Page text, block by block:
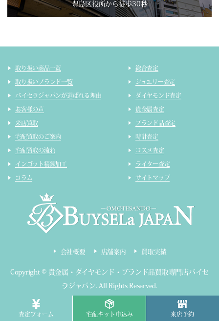
豊島区役所から徒歩30秒
査定フォーム 宅配キット申込み 来店予約
取り扱い商品一覧
取り扱いブランド一覧
バイセラジャパンが選ばれる理由
お客様の声
来店買取
宅配買取のご案内
宅配買取の流れ
インゴット精錬加工
コラム
総合査定
ジュエリー査定
ダイヤモンド査定
貴金属査定
ブランド品査定
時計査定
コスメ査定
ライター査定
サイトマップ
会社概要 店舗案内 買取実績
Copyright © 貴金属・ダイヤモンド・ブランド品買取専門店バイセ
ラジャパン. All Rights Reserved.
東京都公安委員会 第303320809319号